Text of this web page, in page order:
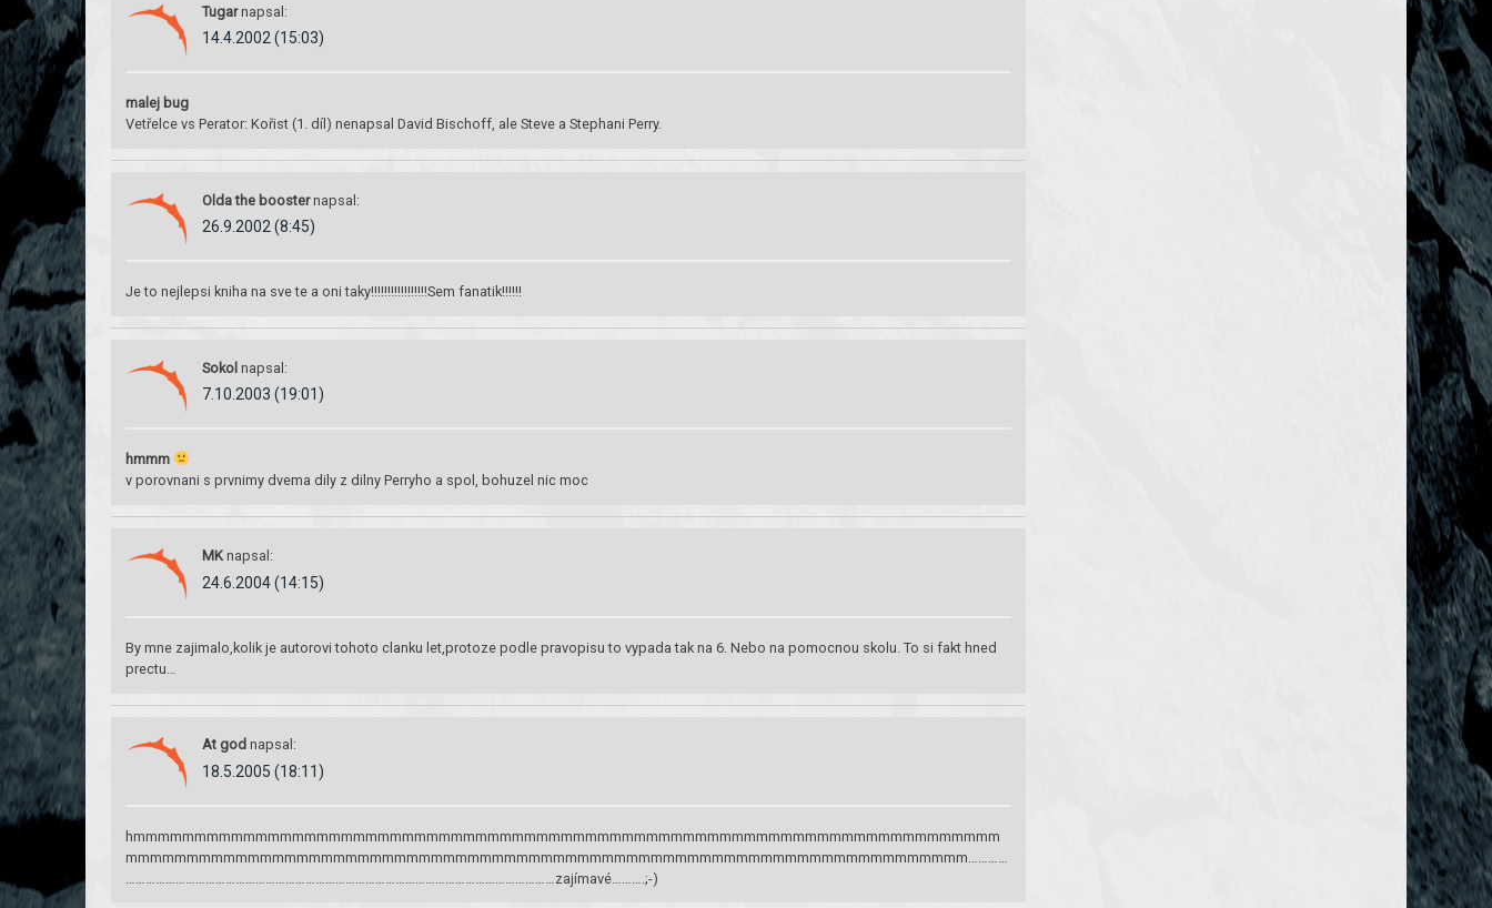
Tugar napsal:
14.4.2002 (15:03)
malej bug
Vetřelce vs Perator: Kořist (1. díl) nenapsal David Bischoff, ale Steve a Stephani Perry.
Olda the booster napsal:
26.9.2002 (8:45)
Je to nejlepsi kniha na sve te a oni taky!!!!!!!!!!!!!!!!!Sem fanatik!!!!!!
Sokol napsal:
7.10.2003 (19:01)
hmmm
v porovnani s prvnimy dvema dily z dilny Perryho a spol, bohuzel nic moc
MK napsal:
24.6.2004 (14:15)
By mne zajimalo,kolik je autorovi tohoto clanku let,protoze podle pravopisu to vypada tak na 6. Nebo na pomocnou skolu. To si fakt hned
prectu…
At god napsal:
18.5.2005 (18:11)
hmmmmmmmmmmmmmmmmmmmmmmmmmmmmmmmmmmmmmmmmmmmmmmmmmmmmmmmmmmmmmmmmmmmmmmm
mmmmmmmmmmmmmmmmmmmmmmmmmmmmmmmmmmmmmmmmmmmmmmmmmmmmmmmmmmmmmmmmmmmmm…………
…………………………………………………………………………………………………………………zajímavé……….;-)